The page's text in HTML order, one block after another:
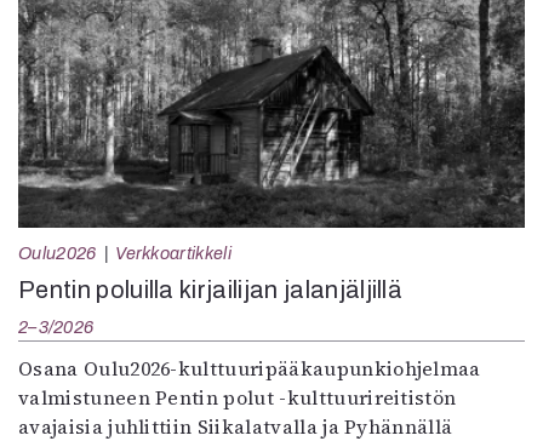
Oulu2026 Verkkoartikkeli
Pentin poluilla kirjailijan jalanjäljillä
2–3/2026
Osana Oulu2026-kulttuuripääkaupunkiohjelmaa
valmistuneen Pentin polut -kulttuurireitistön
avajaisia juhlittiin Siikalatvalla ja Pyhännällä